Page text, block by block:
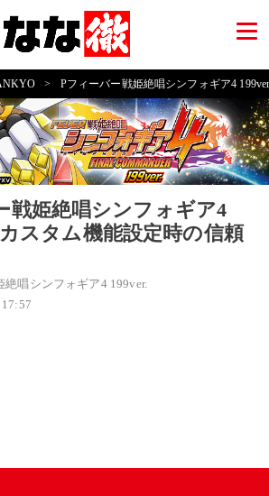
> Pフィーバー戦姫絶唱シンフォギア4
戦姫絶唱シンフォギア4
スタム機能設定時の信頼
唱シンフォギア4 199ver.